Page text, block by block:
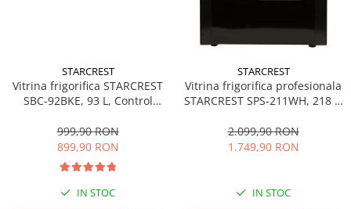
STARCREST
Vitrina frigorifica STARCREST
SBC-92BKE, 93 L, Control
83.2 cm, Negru
999,90 RON
899,90 RON
IN STOC
STARCREST
Vitrina frigorifica profesionala
STARCREST SPS-211WH, 218 L,
LED, H 141 cm, Negru
2.099,90 RON
1.749,90 RON
IN STOC